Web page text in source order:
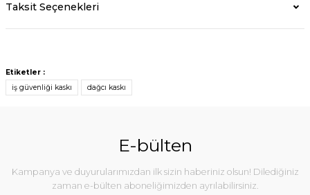
Taksit Seçenekleri
Etiketler :
iş güvenliği kaskı
dağcı kaskı
E-bülten
Kampanya ve duyurularımızdan ilk sizin haberiniz olsun! Dilediğiniz
zaman e-bülten aboneliğimizden ayrılabilirsiniz.